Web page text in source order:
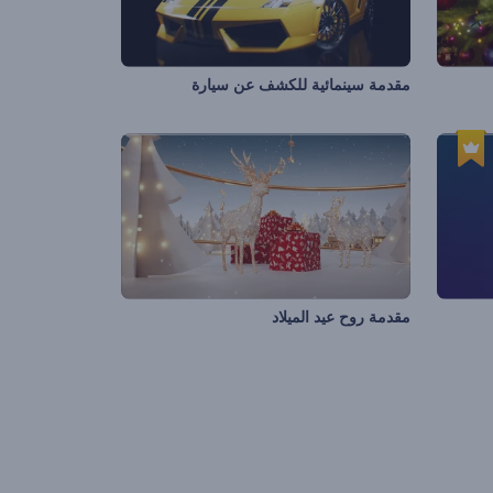
مقدمة سينمائية للكشف عن سيارة
مقدمة روح عيد الميلاد